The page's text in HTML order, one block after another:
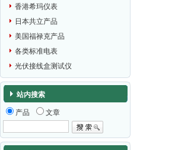
香港希玛仪表
日本共立产品
美国福禄克产品
各类标准电表
光伏接线盒测试仪
站内搜索
产品 文章